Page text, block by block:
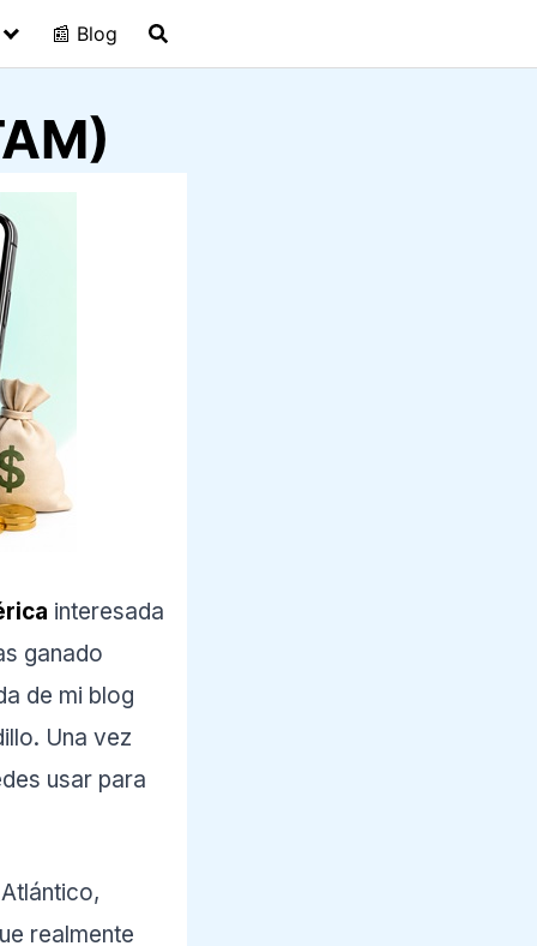
📰 Blog
interesada
ganado
de mi blog
Una vez
usar para
realmente